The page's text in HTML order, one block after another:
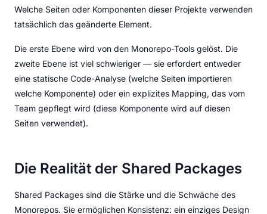
Welche Seiten oder Komponenten dieser Projekte verwenden
tatsächlich das geänderte Element.
Die erste Ebene wird von den Monorepo-Tools gelöst. Die
zweite Ebene ist viel schwieriger — sie erfordert entweder
eine statische Code-Analyse (welche Seiten importieren
welche Komponente) oder ein explizites Mapping, das vom
Team gepflegt wird (diese Komponente wird auf diesen
Seiten verwendet).
Die Realität der Shared Packages
Shared Packages sind die Stärke und die Schwäche des
Monorepos. Sie ermöglichen Konsistenz: ein einziges Design